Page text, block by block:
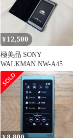
¥ 12,500
極美品 SONY
WALKMAN NW-A45 ハ
イレゾ